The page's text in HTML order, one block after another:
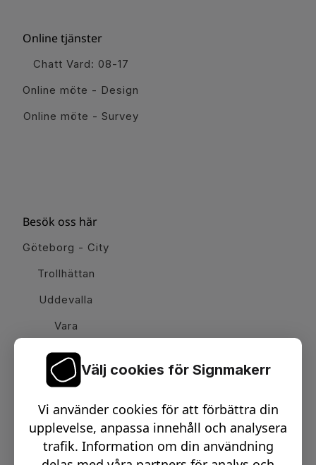
Online tjänster
Chatt Vard: 08-17
Online möte - Design
Online möte - Survey
Besök oss här
Göteborg - City
Trollhättan
Uddevalla
Vara
Email:info@signmakerr.se
Välj cookies för Signmakerr
Vi använder cookies för att förbättra din
upplevelse, anpassa innehåll och analysera
trafik. Information om din användning